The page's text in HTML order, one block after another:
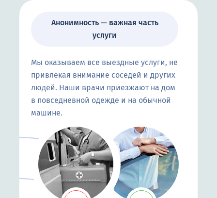
Анонимность — важная часть
услуги
Мы оказываем все выездные услуги, не
привлекая внимание соседей и других
людей. Наши врачи приезжают на дом
в повседневной одежде и на обычной
машине.